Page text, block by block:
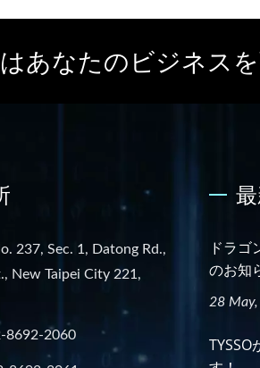
あなたのビジネスを
237, Sec. 1, Datong Rd.,
New Taipei City 221,
8692-2060
ドラゴ
のお知
28
TYSSO